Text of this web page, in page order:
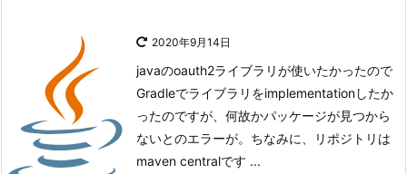
2020年9月14日
javaのoauth2ライブラリが使いたかったので
Gradleでライブラリをimplementationしたか
ったのですが、何故かパッケージが見つから
ないとのエラーが。 ちなみに、リポジトリは
maven centralです ...